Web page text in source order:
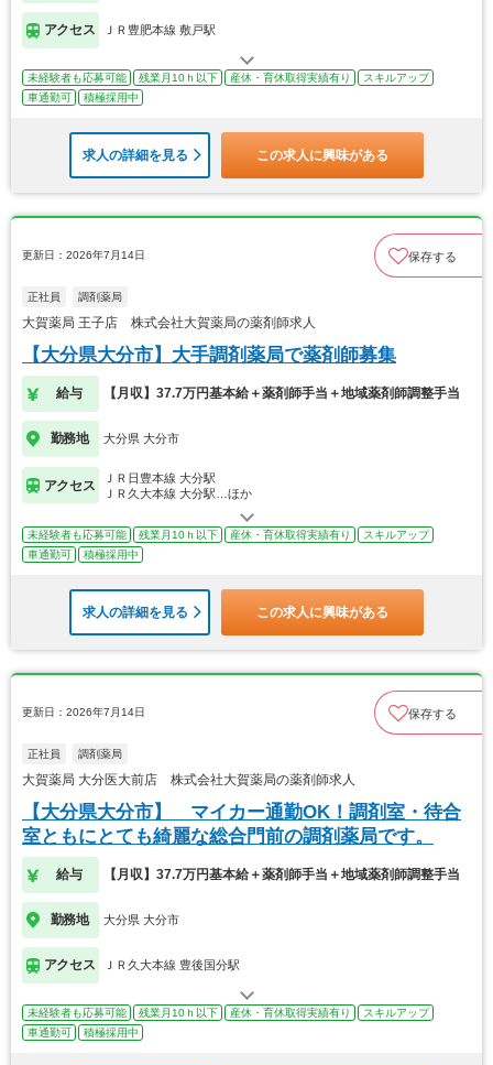
アクセス ＪＲ豊肥本線 敷戸駅
未経験者も応募可能 残業月10ｈ以下 産休・育休取得実績有り
スキルアップ
車通勤可
積極採用中
求人の詳細を見る この求人に興味がある
更新日：2026年7月14日 保存する
正社員 調剤薬局
大賀薬局 王子店 株式会社大賀薬局の薬剤師求人
【大分県大分市】大手調剤薬局で薬剤師募集
給与 【月収】37.7万円基本給＋薬剤師手当＋地域薬剤師調整手当
勤務地 大分県 大分市
アクセス
ＪＲ日豊本線 大分駅
ＪＲ久大本線 大分駅…ほか
未経験者も応募可能 残業月10ｈ以下 産休・育休取得実績有り
スキルアップ
車通勤可
積極採用中
求人の詳細を見る この求人に興味がある
更新日：2026年7月14日 保存する
正社員 調剤薬局
大賀薬局 大分医大前店 株式会社大賀薬局の薬剤師求人
【大分県大分市】 マイカー通勤OK！調剤室・待合
室ともにとても綺麗な総合門前の調剤薬局です。
給与 【月収】37.7万円基本給＋薬剤師手当＋地域薬剤師調整手当
勤務地 大分県 大分市
アクセス ＪＲ久大本線 豊後国分駅
未経験者も応募可能 残業月10ｈ以下 産休・育休取得実績有り
スキルアップ
車通勤可
積極採用中